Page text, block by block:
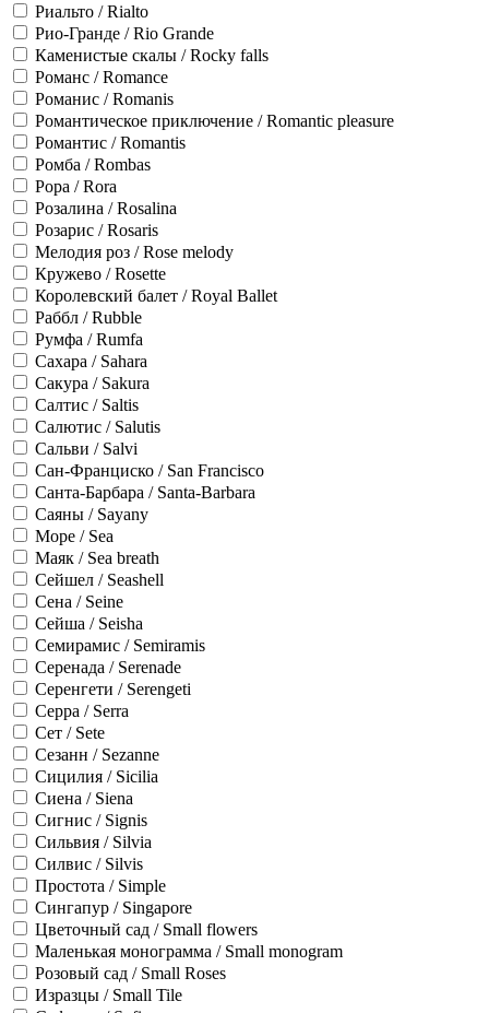
Риальто / Rialto
Рио-Гранде / Rio Grande
Каменистые скалы / Rocky falls
Романс / Romance
Романис / Romanis
Романтическое приключение / Romantic pleasure
Романтис / Romantis
Ромба / Rombas
Рора / Rora
Розалина / Rosalina
Розарис / Rosaris
Мелодия роз / Rose melody
Кружево / Rosette
Королевский балет / Royal Ballet
Раббл / Rubble
Румфа / Rumfa
Сахара / Sahara
Сакура / Sakura
Салтис / Saltis
Салютис / Salutis
Сальви / Salvi
Сан-Франциско / San Francisco
Санта-Барбара / Santa-Barbara
Саяны / Sayany
Море / Sea
Маяк / Sea breath
Сейшел / Seashell
Сена / Seine
Сейша / Seisha
Семирамис / Semiramis
Серенада / Serenade
Серенгети / Serengeti
Серра / Serra
Сет / Sete
Сезанн / Sezanne
Сицилия / Sicilia
Сиена / Siena
Сигнис / Signis
Сильвия / Silvia
Силвис / Silvis
Простота / Simple
Сингапур / Singapore
Цветочный сад / Small flowers
Маленькая монограмма / Small monogram
Розовый сад / Small Roses
Изразцы / Small Tile